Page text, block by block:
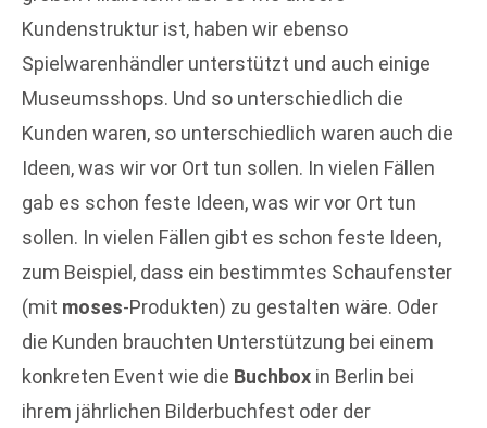
Kundenstruktur ist, haben wir ebenso
Spielwarenhändler unterstützt und auch einige
Museumsshops. Und so unterschiedlich die
Kunden waren, so unterschiedlich waren auch die
Ideen, was wir vor Ort tun sollen. In vielen Fällen
gab es schon feste Ideen, was wir vor Ort tun
sollen. In vielen Fällen gibt es schon feste Ideen,
zum Beispiel, dass ein bestimmtes Schaufenster
(mit moses-Produkten) zu gestalten wäre. Oder
die Kunden brauchten Unterstützung bei einem
konkreten Event wie die Buchbox in Berlin bei
ihrem jährlichen Bilderbuchfest oder der